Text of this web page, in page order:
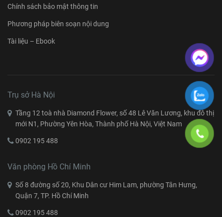
Chính sách bảo mật thông tin
Phương pháp biên soạn nội dung
Tài liệu – Ebook
Trụ sở Hà Nội
Tầng 12 toà nhà Diamond Flower, số 48 Lê Văn Lương, khu đô thị
mới N1, Phường Yên Hòa, Thành phố Hà Nội, Việt Nam
0902 195 488
Văn phòng Hồ Chí Minh
Số 8 đường số 20, Khu Dân cư Him Lam, phường Tân Hưng,
Quận 7, TP. Hồ Chí Minh
0902 195 488